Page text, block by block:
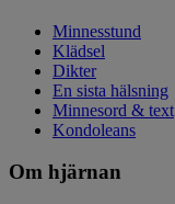
Minnesstund
Klädsel
Dikter
En sista hälsning
Minnesord & text
Kondoleans
Om hjärnan